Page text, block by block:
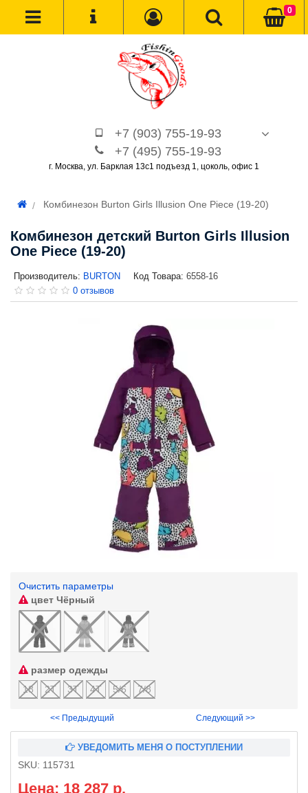
+7 (903) 755-19-93
+7 (495) 755-19-93
г. Москва, ул. Барклая 13с1 подъезд 1, цоколь, офис 1
0
Комбинезон Burton Girls Illusion One Piece (19-20)
Комбинезон детский Burton Girls Illusion
One Piece (19-20)
Производитель: BURTON Код Товара: 6558-16
0 отзывов
Очистить параметры
цвет Чёрный
размер одежды
18
2T 3T 4T 5/6 7/8
<< Предыдущий Следующий >>
УВЕДОМИТЬ МЕНЯ О ПОСТУПЛЕНИИ
SKU: 115731
Цена: 18 287 р.